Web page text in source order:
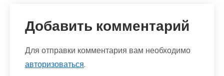
Добавить комментарий
Для отправки комментария вам необходимо
авторизоваться.